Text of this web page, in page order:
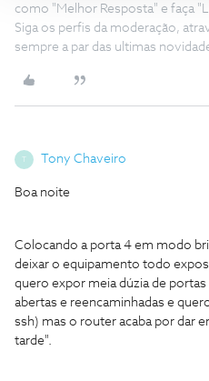
como "Melhor Resposta" e faça
Siga os perfis da moderação,
sempre a par das ultimas
T Tony Chaveiro
Boa noite
Colocando a porta 4 em modo
deixar o equipamento todo
quero expor meia dúzia de
abertas e reencaminhadas e
ssh) mas o router acaba por dar
tarde".